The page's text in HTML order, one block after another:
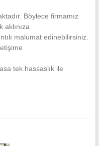
Böylece firmamız
malumat edinebilirsiniz.
tek hassaslık ile